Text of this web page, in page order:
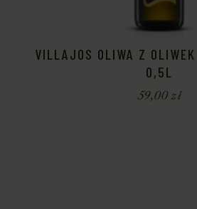
VILLAJOS OLIWA Z
0,5L
59,00zł